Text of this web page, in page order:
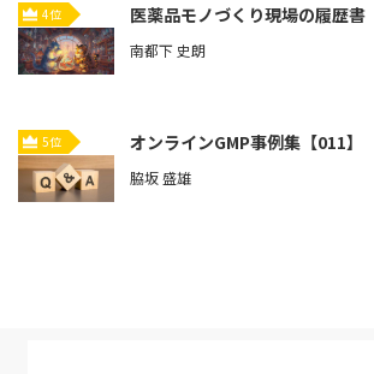
4位 医薬品モノづくり現場の履歴書
南都下 史朗
5位 オンラインGMP事例集【011】
脇坂 盛雄